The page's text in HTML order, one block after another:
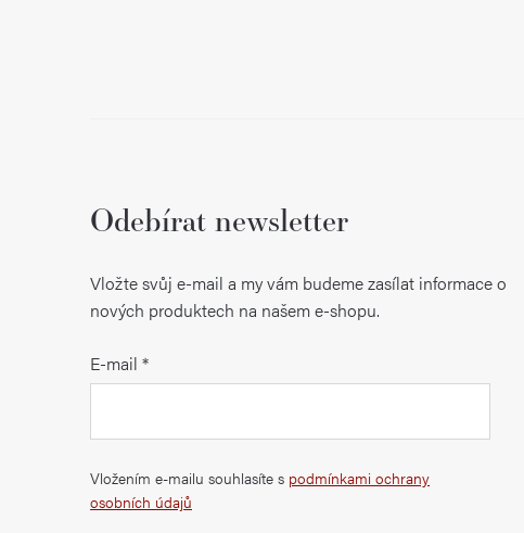
l
Odebírat newsletter
Vložte svůj e-mail a my vám budeme zasílat informace o
nových produktech na našem e-shopu.
E-mail
Vložením e-mailu souhlasíte s podmínkami ochrany
osobních údajů